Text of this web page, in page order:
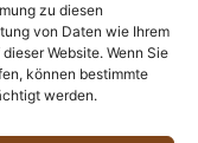
zu diesen
von Daten wie Ihrem
Website. Wenn Sie
können bestimmte
werden.